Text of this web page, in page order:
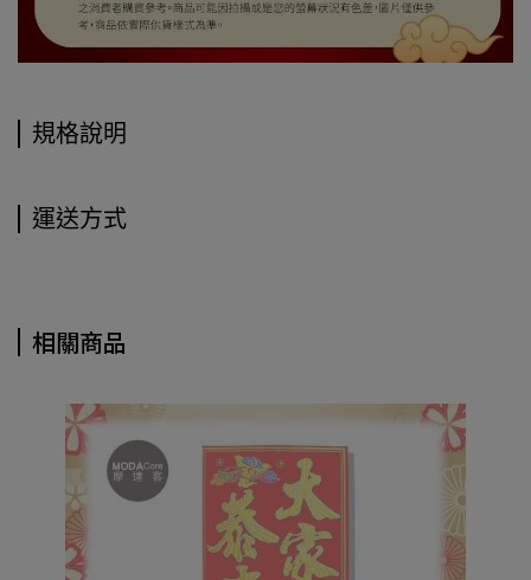
規格說明
運送方式
相關商品